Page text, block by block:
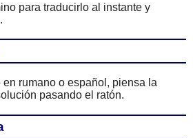
para traducirlo al instante y
en rumano o español, piensa la
pasando el ratón.